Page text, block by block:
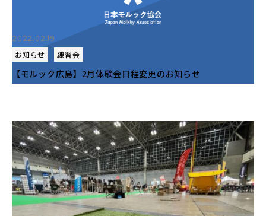
2022.02.19
お知らせ
練習会
【モルック広島】2月体験会日程変更のお知らせ